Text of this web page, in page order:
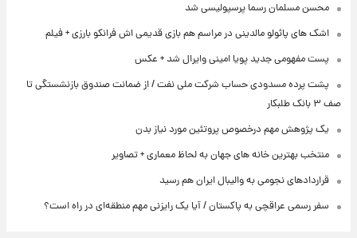
محسن مسلمان رسما پرسپولیسی شد
اشک های پائولو مالدینی در مراسم هم بازی قدیمی اش فرانکو بارزی + فیلم
پست مفهومی جدید پویا امینی وایرال شد + عکس
پشت پرده‌ مسدودی حساب شرکت ملی نفت / از ضمانت صندوق بازنشستگی تا
صف ۳ بانک طلبکار
یک پژوهش مهم درخصوص پروتئین مورد نیاز بدن
منتخب بهترین خانه های جهان به لحاظ معماری + تصاویر
قراردادهای نجومی به والیبال ایران هم رسید
سفر رسمی عراقچی به پاکستان / آیا یک رایزنی مهم منطقه‌ای در راه است؟